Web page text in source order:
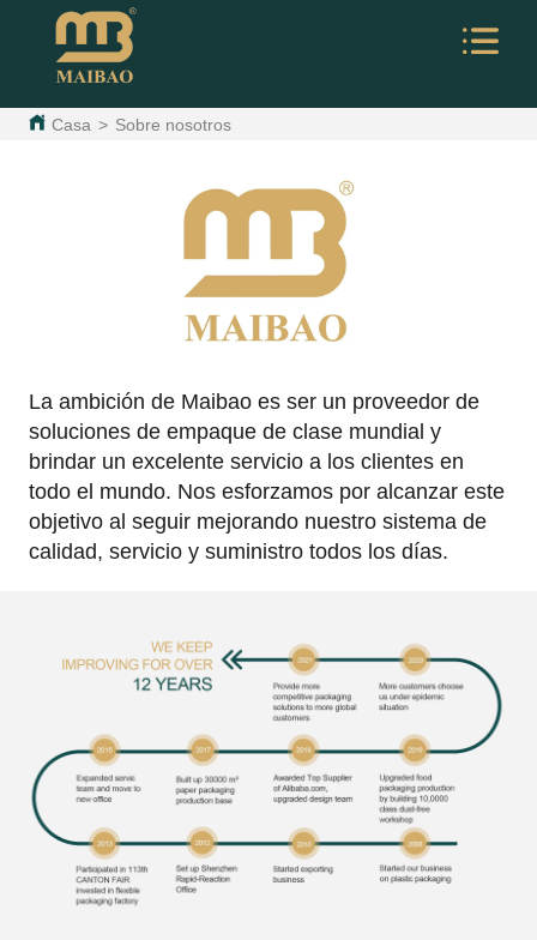
Casa > Sobre nosotros
La ambición de Maibao es ser un proveedor de
soluciones de empaque de clase mundial y
brindar un excelente servicio a los clientes en
todo el mundo. Nos esforzamos por alcanzar este
objetivo al seguir mejorando nuestro sistema de
calidad, servicio y suministro todos los días.